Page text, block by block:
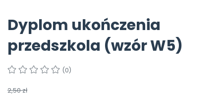
Dyplom ukończenia
przedszkola (wzór W5)
(0)
2,50 zł